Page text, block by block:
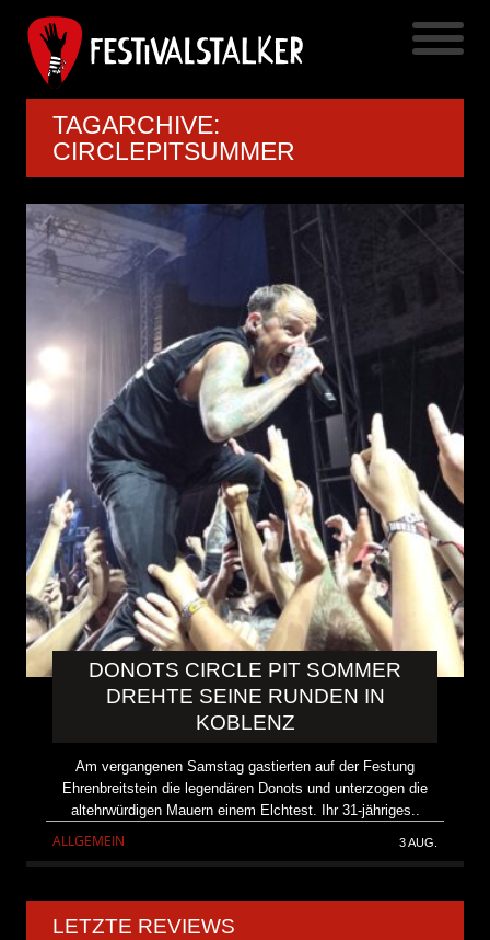
TAGARCHIVE:
CIRCLEPITSUMMER
DONOTS CIRCLE PIT SOMMER
DREHTE SEINE RUNDEN IN
KOBLENZ
Am vergangenen Samstag gastierten auf der Festung
Ehrenbreitstein die legendären Donots und unterzogen die
altehrwürdigen Mauern einem Elchtest. Ihr 31-jähriges..
ALLGEMEIN 3 AUG.
LETZTE REVIEWS